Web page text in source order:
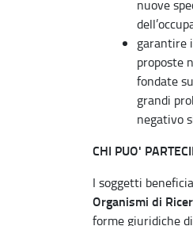
nuove
garantire
proposte
fondate
grandi
negativo
CHI PUO'
I soggetti
Organismi di
forme giuridiche di